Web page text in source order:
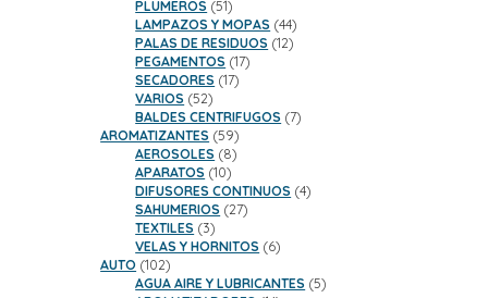
PLUMEROS 5151
productos
LAMPAZOS Y MOPAS 4444
productos
PALAS DE RESIDUOS 1212
PEGAMENTOS 1717
SECADORES 1717
VARIOS 5252
productos
BALDES CENTRIFUGOS 77
AROMATIZANTES 5959
productos
AEROSOLES 88
APARATOS 1010
productos
DIFUSORES CONTINUOS 44
SAHUMERIOS 2727
TEXTILES 33
productos
VELAS Y HORNITOS 66
AUTO 102102
productos
AGUA AIRE Y LUBRICANTES 55